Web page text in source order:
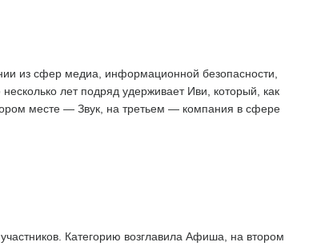
из сфер медиа, информационной безопасности,
лет подряд удерживает Иви, который, как
месте — Звук, на третьем — компания в сфере
Категорию возглавила Афиша, на втором